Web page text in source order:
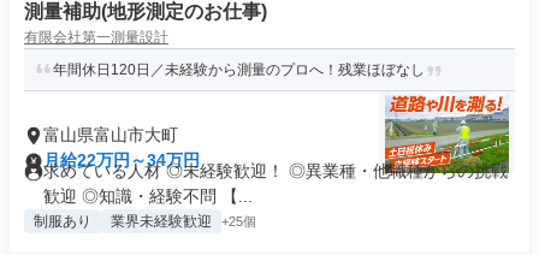
測量補助(地形測定のお仕事)
有限会社第一測量設計
年間休日120日／未経験から測量のプロへ！残業ほぼなし
富山県富山市大町
月給22万円～34万円
求めている人材 ◎未経験歓迎！ ◎異業種・他職種からの挑戦
歓迎 ◎知識・経験不問 【...
制服あり 業界未経験歓迎 +25個